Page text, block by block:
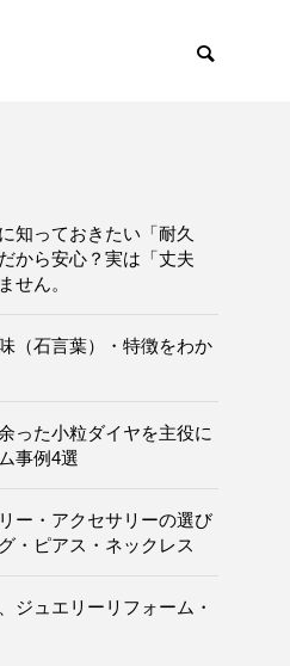
知っておきたい「耐久
から安心？実は「丈夫
せん。
（石言葉）・特徴をわか
った小粒ダイヤを主役に
事例4選
ー・アクセサリーの選び
・ピアス・ネックレス
ジュエリーリフォーム・